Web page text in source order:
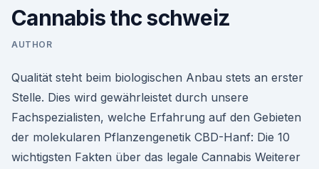
Cannabis thc schweiz
AUTHOR
Qualität steht beim biologischen Anbau stets an erster
Stelle. Dies wird gewährleistet durch unsere
Fachspezialisten, welche Erfahrung auf den Gebieten
der molekularen Pflanzengenetik CBD-Hanf: Die 10
wichtigsten Fakten über das legale Cannabis Weiterer